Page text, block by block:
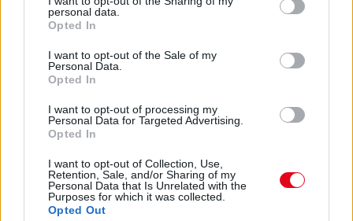
grant or deny consent to Google and its third-party tags to
use your data for below specified purposes in below Google
consent section.
personal data.
Opted In
I want to opt-out of the Sale of my
Personal Data.
Opted In
I want to opt-out of processing my
Personal Data for Targeted Advertising.
Opted In
I want to opt-out of Collection, Use,
Retention, Sale, and/or Sharing of my
Personal Data that Is Unrelated with the
Purposes for which it was collected.
Opted Out
24 óra